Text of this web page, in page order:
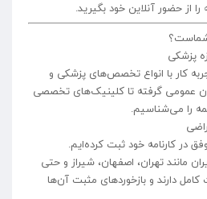
از حضور آنلاین خود بگیرید.
شماست؟
کار با انواع تخصص‌های پزشکی و
عمومی گرفته تا کلینیک‌های تخصصی
را می‌شناسیم.
در کارنامه خود ثبت کرده‌ایم.
مانند تهران، اصفهان، شیراز و حتی
دارند و بازخوردهای مثبت آن‌ها